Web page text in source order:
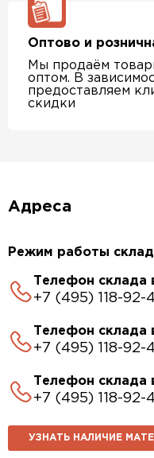
Оптово и
Мы продаём
оптом. В
предоставляем
скидки
Адреса
Режим работы
Телефон склада
+7 (495) 118-92-
Телефон склада
+7 (495) 118-92-
Телефон склада
+7 (495) 118-92-
УЗНАТЬ НАЛИЧИЕ